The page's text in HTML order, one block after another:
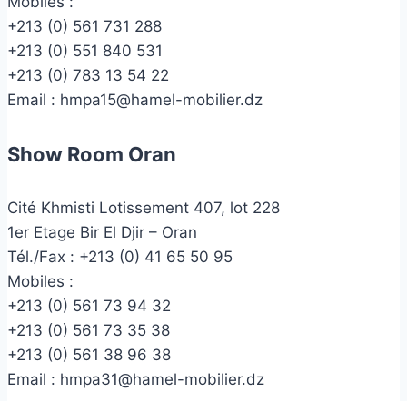
+213 (0) 561 731 288
+213 (0) 551 840 531
+213 (0) 783 13 54 22
Email : hmpa15@hamel-mobilier.dz
Show Room Oran
Cité Khmisti Lotissement 407, lot 228
1er Etage Bir El Djir – Oran
Tél./Fax : +213 (0) 41 65 50 95
Mobiles :
+213 (0) 561 73 94 32
+213 (0) 561 73 35 38
+213 (0) 561 38 96 38
Email : hmpa31@hamel-mobilier.dz